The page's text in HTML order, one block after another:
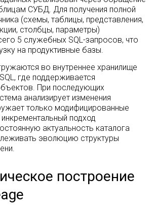
СУБД. Для получения полной
(схемы, таблицы, представления,
столбцы, параметры)
5 служебных SQL-запросов, что
на продуктивные базы.
во внутреннее хранилище
где поддерживается
При последующих
анализирует изменения
только модифицированные
подход
актуальность каталога
эволюцию структуры